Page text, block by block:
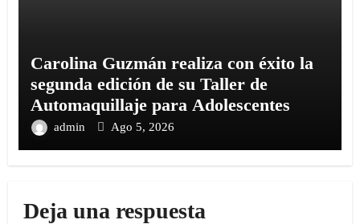
Carolina Guzmán realiza con éxito la
segunda edición de su Taller de
Automaquillaje para Adolescentes
admin Ago 5, 2026
Deja una respuesta